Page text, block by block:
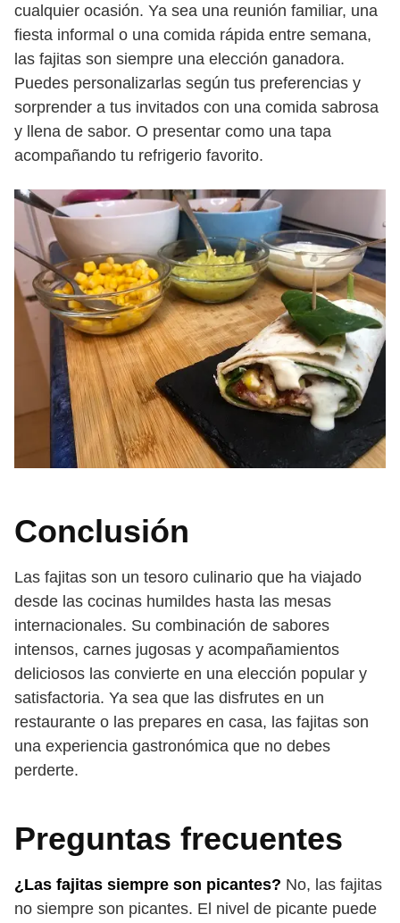
cualquier ocasión. Ya sea una reunión familiar, una
fiesta informal o una comida rápida entre semana,
las fajitas son siempre una elección ganadora.
Puedes personalizarlas según tus preferencias y
sorprender a tus invitados con una comida sabrosa
y llena de sabor. O presentar como una tapa
acompañando tu refrigerio favorito.
Conclusión
Las fajitas son un tesoro culinario que ha viajado
desde las cocinas humildes hasta las mesas
internacionales. Su combinación de sabores
intensos, carnes jugosas y acompañamientos
deliciosos las convierte en una elección popular y
satisfactoria. Ya sea que las disfrutes en un
restaurante o las prepares en casa, las fajitas son
una experiencia gastronómica que no debes
perderte.
Preguntas frecuentes
¿Las fajitas siempre son picantes? No, las fajitas
no siempre son picantes. El nivel de picante puede